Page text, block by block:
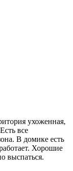
ухоженная,
все
В домике есть
Хорошие
выспаться.